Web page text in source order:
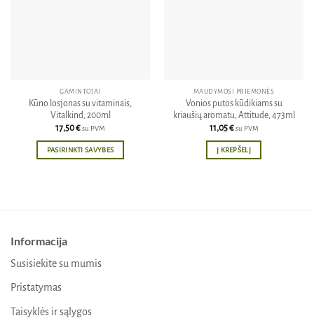
GAMINTOJAI
Kūno losjonas su vitaminais,
Vitalkind, 200ml
17,50€su PVM
PASIRINKTI SAVYBES
may
on
MAUDYMOSI PRIEMONĖS
Vonios putos kūdikiams su
kriaušių aromatu, Attitude, 473ml
11,05€ su PVM
Į KREPŠELĮ
Informacija
Susisiekite su mumis
Pristatymas
Taisyklės ir sąlygos